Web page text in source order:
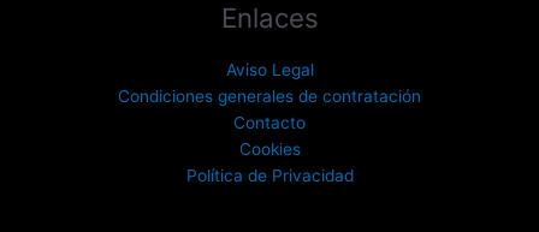
Enlaces
Aviso Legal
Condiciones generales de contratación
Contacto
Cookies
Política de Privacidad